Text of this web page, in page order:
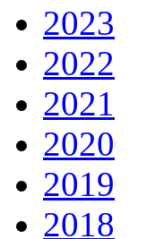
2023
2022
2021
2020
2019
2018